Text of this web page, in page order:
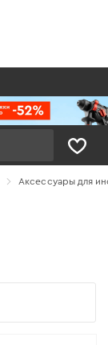
Аксессуары для